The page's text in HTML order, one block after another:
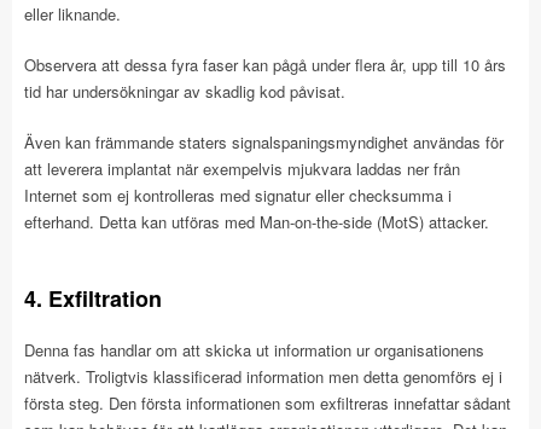
eller liknande.
Observera att dessa fyra faser kan pågå under flera år, upp till 10 års
tid har undersökningar av skadlig kod påvisat.
Även kan främmande staters signalspaningsmyndighet användas för
att leverera implantat när exempelvis mjukvara laddas ner från
Internet som ej kontrolleras med signatur eller checksumma i
efterhand. Detta kan utföras med Man-on-the-side (MotS) attacker.
4. Exfiltration
Denna fas handlar om att skicka ut information ur organisationens
nätverk. Troligtvis klassificerad information men detta genomförs ej i
första steg. Den första informationen som exfiltreras innefattar sådant